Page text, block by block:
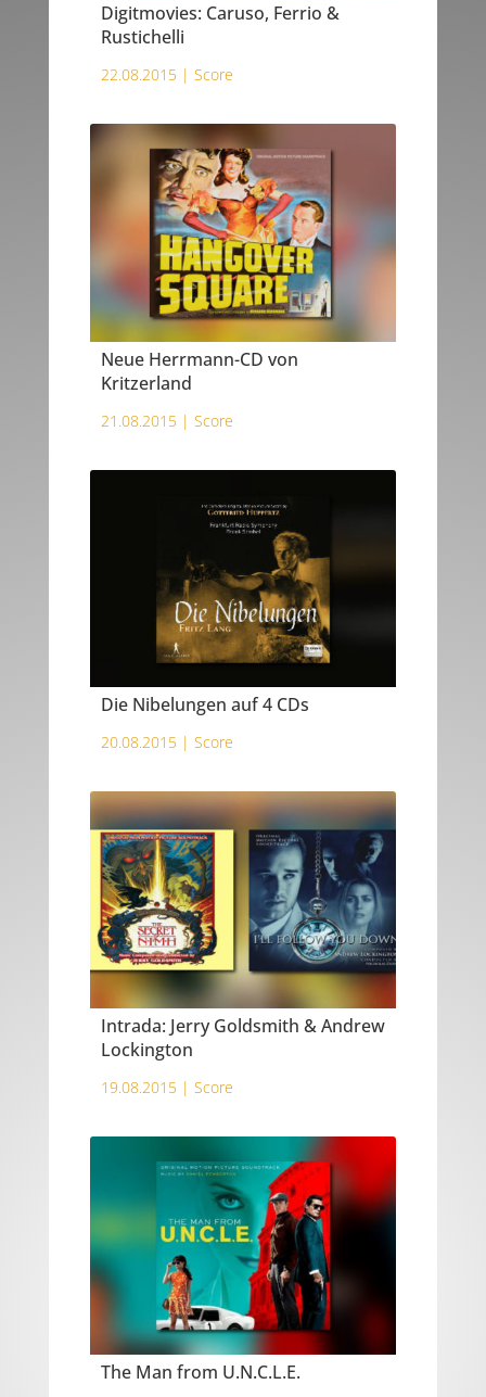
Digitmovies: Caruso, Ferrio &
Rustichelli
22.08.2015 | Score
Neue Herrmann-CD von
Kritzerland
21.08.2015 | Score
Die Nibelungen auf 4 CDs
20.08.2015 | Score
Intrada: Jerry Goldsmith & Andrew
Lockington
19.08.2015 | Score
The Man from U.N.C.L.E.